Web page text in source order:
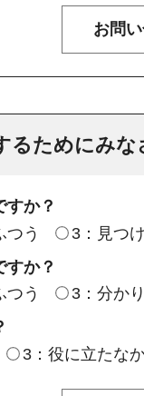
るためにみ
すか？
つう
3：見つ
すか？
つう
3：分か
3：役に立たな